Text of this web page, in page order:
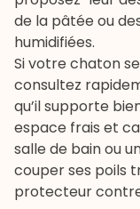
de la pâtée ou
humidifiées.
Si votre chaton
consultez
qu’il supporte
espace frais et
salle de bain ou
couper ses poils
protecteur